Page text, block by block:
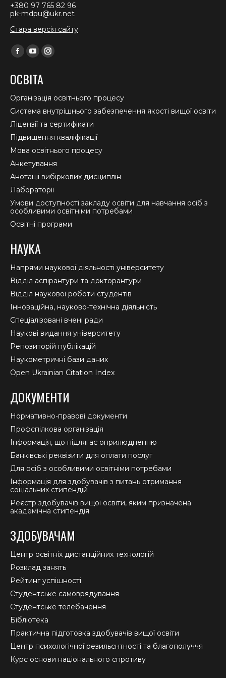
+380 97 765 82 96
pk-mdpu@ukr.net
Стара версія сайту
Find us on:
Facebook
opens
in
new
window
YouTube
opens
in
new
window
Instagram
in
new
window
ОСВІТА
Організація освітнього процесу
Система внутрішнього забезпечення якості вищої освіти
Ліцензії та сертифікати
Підвищення кваліфікації
Мова освітнього процесу
Анкетування
Анотації вибіркових дисциплін
Лабораторії
Умови доступності закладу освіти для навчання осіб з
особливими освітніми потребами
Освітні програми
НАУКА
Напрями наукової діяльності університету
Відділ аспірантури та докторантури
Відділ наукової роботи студентів
Інноваційна, науково-технічна діяльність
Спеціалізовані вчені ради
Наукові видання університету
Репозиторій публікацій
Наукометричні бази даних
Open Ukrainian Citation Index
ДОКУМЕНТИ
Нормативно-правові документи
Профспілкова організація
Інформація, що підлягає оприлюдненню
Банківські реквізити для оплати послуг
Для осіб з особливими освітніми потребами
Інформація для здобувачів з питань отримання
соціальних стипендій
Реєстр здобувачів вищої освіти, яким призначена
академічна стипендія
ЗДОБУВАЧАМ
Центр освітніх дистанційних технологій
Розклад занять
Рейтинг успішності
Студентське самоврядування
Студентське телебачення
Бібліотека
Практична підготовка здобувачів вищої освіти
Центр психологічної резильєнтності та благополуччя
Курс основи національного спротиву